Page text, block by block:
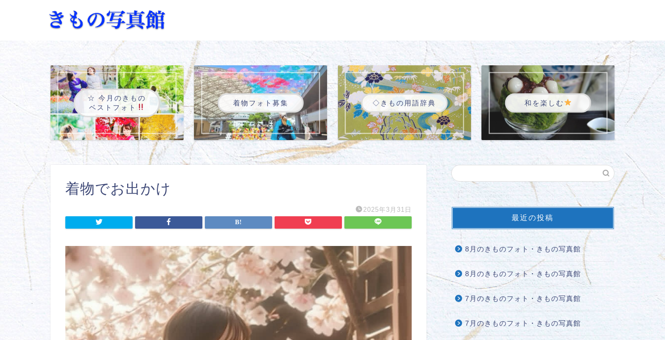
☆ 今月のきもの
ベストフォト
着物フォト募集 ◇きもの用語辞典 和を楽しむ
着物でお出かけ
2025年3月31日
最近の投稿
8月のきものフォト・きもの写真館
8月のきものフォト・きもの写真館
7月のきものフォト・きもの写真館
7月のきものフォト・きもの写真館